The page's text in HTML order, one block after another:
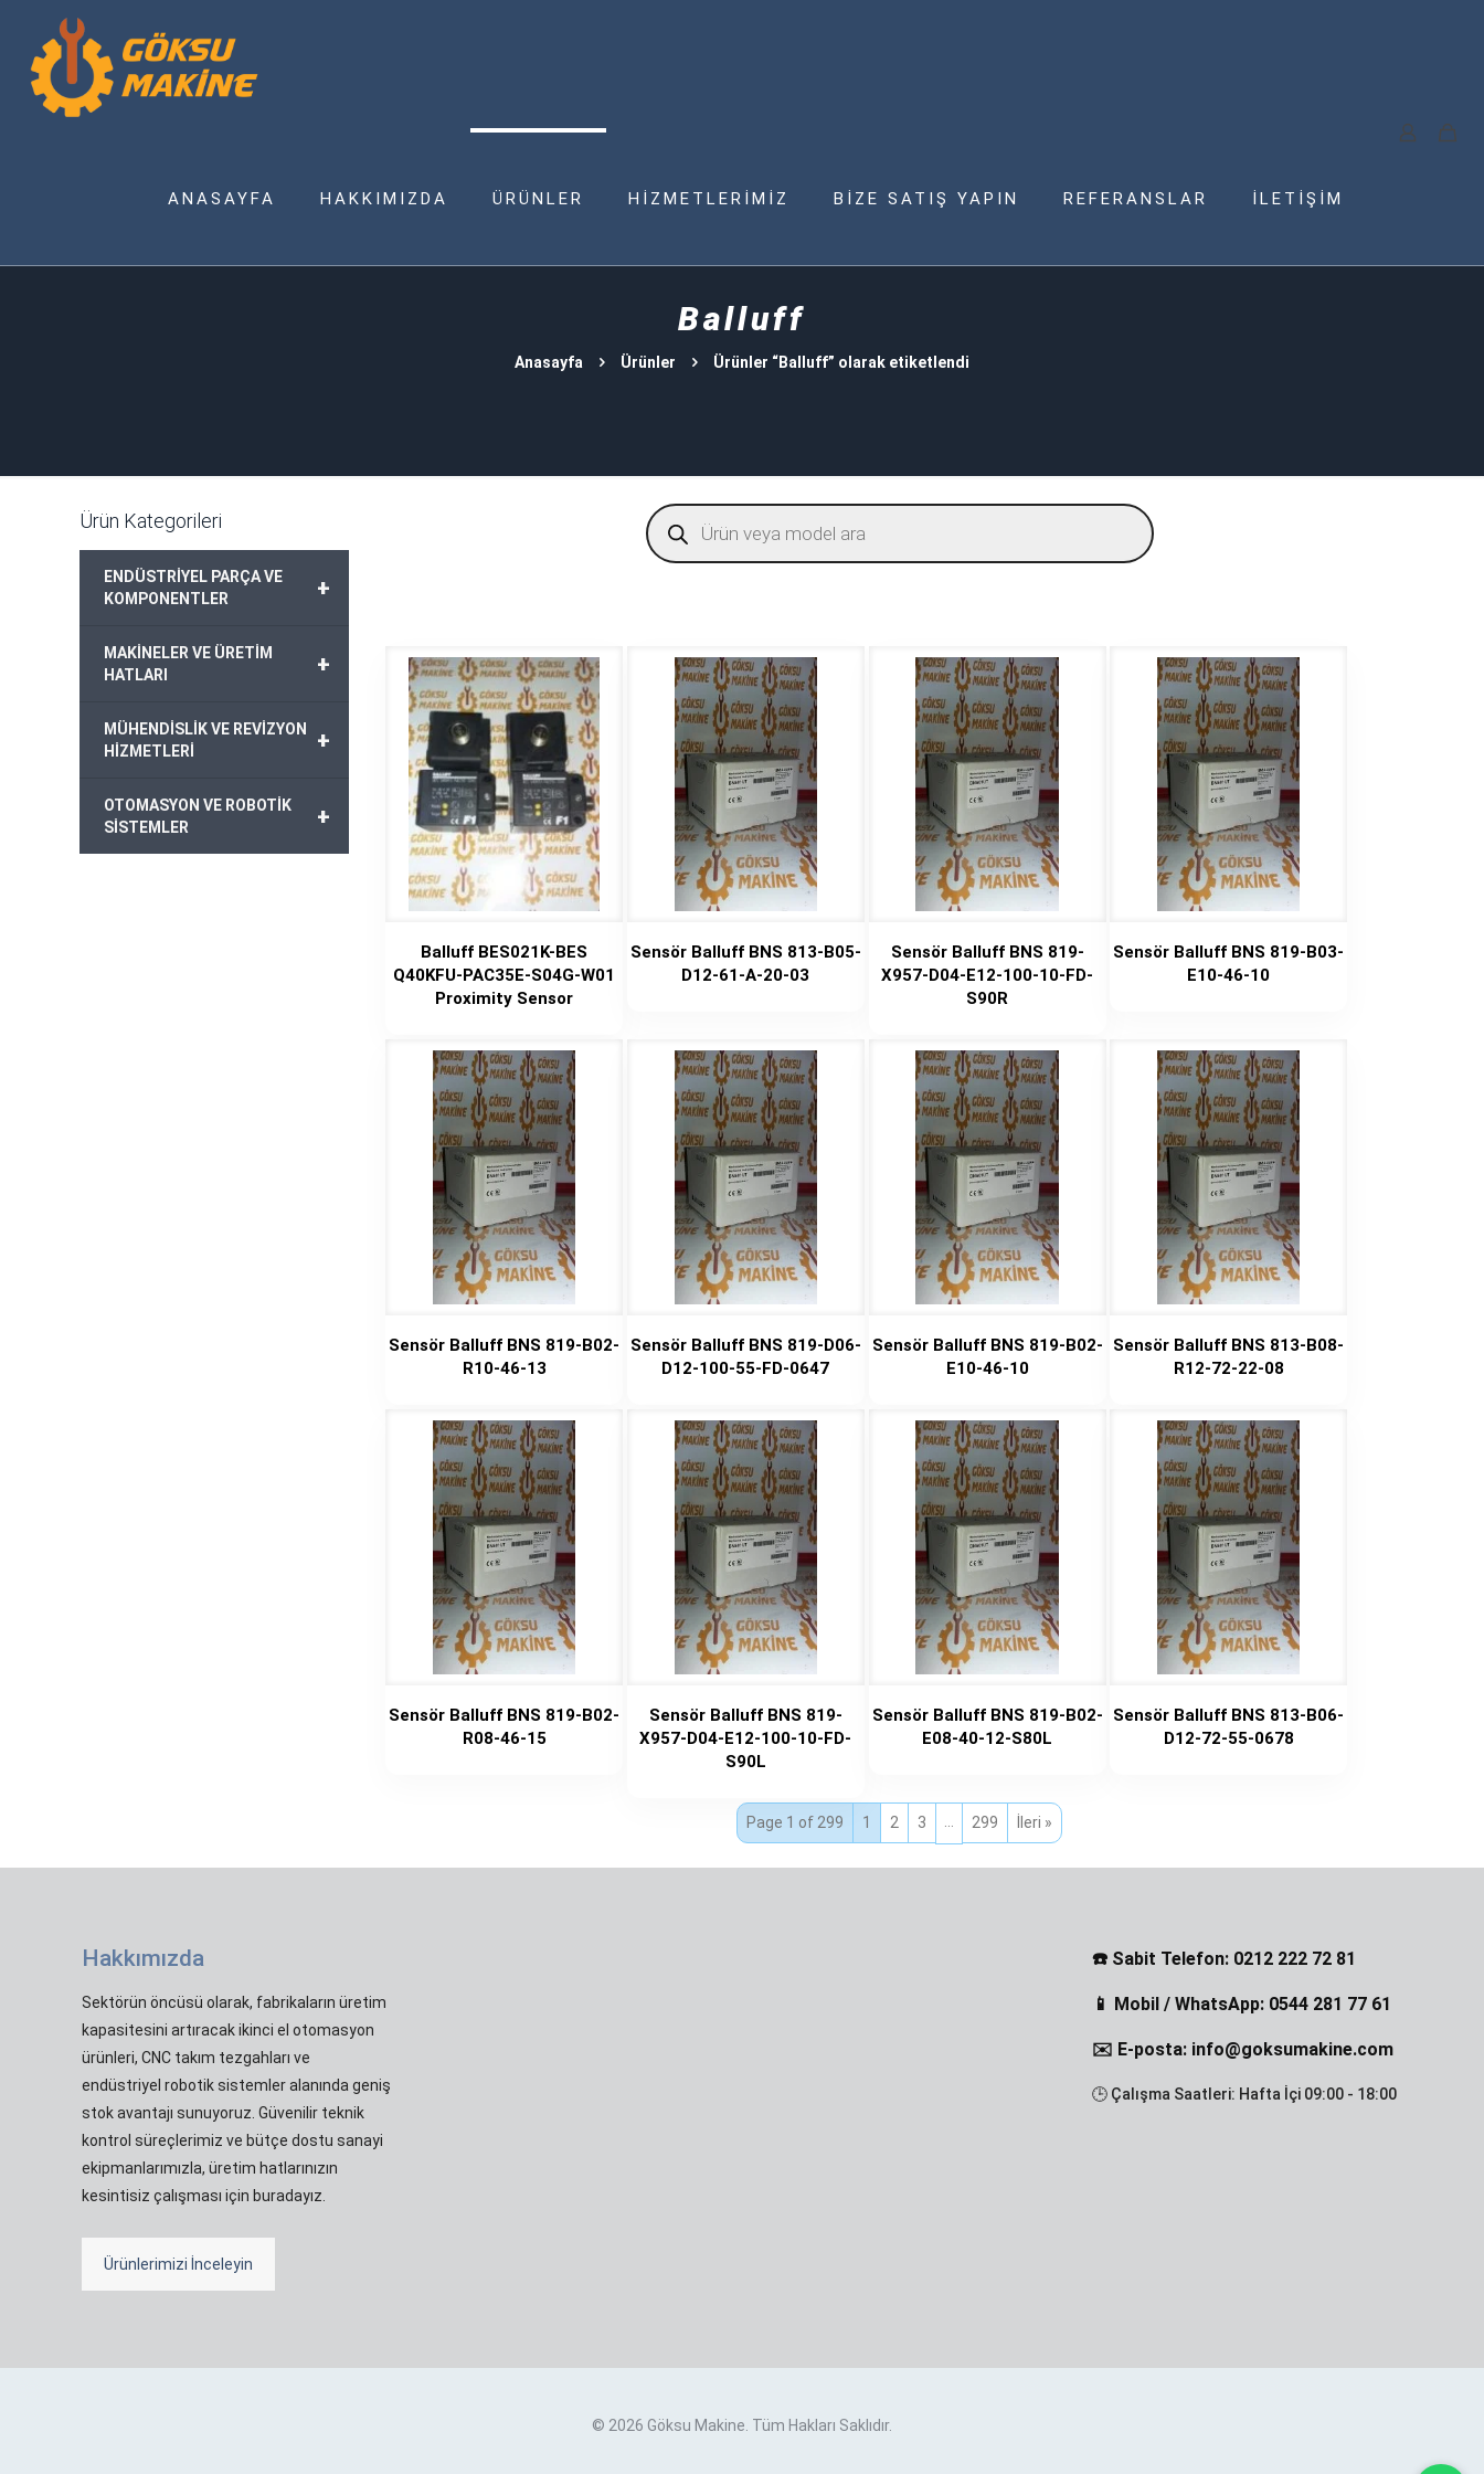
ANASAYFA HAKKIMIZDA ÜRÜNLER HİZMETLERİMİZ BİZE SATIŞ YAPIN REFERANSLAR İLETİŞİM
Balluff
Anasayfa Ürünler Ürünler “Balluff” olarak etiketlendi
Products
search
Balluff BES021K-BES
Q40KFU-PAC35E-S04G-W01
Proximity Sensor
Sensör Balluff BNS 813-B05-
D12-61-A-20-03
Sensör Balluff BNS 819-
X957-D04-E12-100-10-FD-
S90R
Sensör Balluff BNS 819-B03-
E10-46-10
Sensör Balluff BNS 819-B02-
R10-46-13
Sensör Balluff BNS 819-D06-
D12-100-55-FD-0647
Sensör Balluff BNS 819-B02-
E10-46-10
Sensör Balluff BNS 813-B08-
R12-72-22-08
Sensör Balluff BNS 819-B02-
R08-46-15
Sensör Balluff BNS 819-
X957-D04-E12-100-10-FD-
S90L
Sensör Balluff BNS 819-B02-
E08-40-12-S80L
Sensör Balluff BNS 813-B06-
D12-72-55-0678
Page 1 of 299 1 2 3 299 İleri »
Ürün Kategorileri
+
ENDÜSTRİYEL PARÇA VE
KOMPONENTLER
+
MAKİNELER VE ÜRETİM
HATLARI
+
MÜHENDİSLİK VE REVİZYON
HİZMETLERİ
+
OTOMASYON VE ROBOTİK
SİSTEMLER
Hakkımızda
Sektörün öncüsü olarak, fabrikaların üretim
kapasitesini artıracak ikinci el otomasyon
ürünleri, CNC takım tezgahları ve
endüstriyel robotik sistemler alanında geniş
stok avantajı sunuyoruz. Güvenilir teknik
kontrol süreçlerimiz ve bütçe dostu sanayi
ekipmanlarımızla, üretim hatlarınızın
kesintisiz çalışması için buradayız.
Ürünlerimizi İnceleyin
☎️ Sabit Telefon: 0212 222 72 81
📱 Mobil / WhatsApp: 0544 281 77 61
✉️ E-posta: info@goksumakine.com
🕒 Çalışma Saatleri: Hafta İçi 09:00 - 18:00